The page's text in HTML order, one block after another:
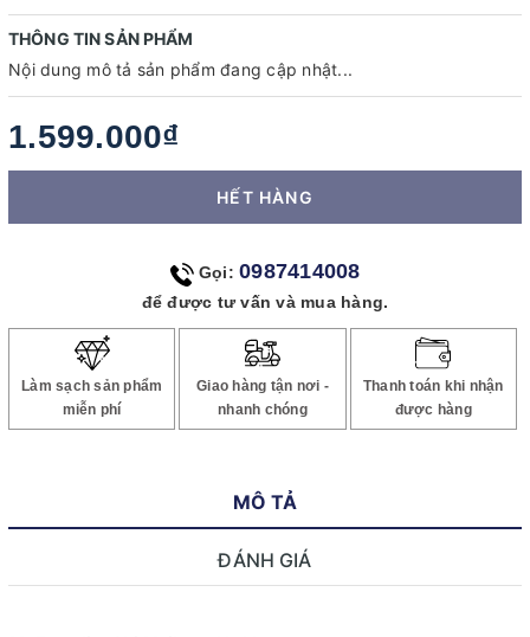
THÔNG TIN SẢN PHẨM
Nội dung mô tả sản phẩm đang cập nhật...
1.599.000₫
HẾT HÀNG
Gọi: 0987414008
để được tư vấn và mua hàng.
Làm sạch sản phẩm
miễn phí
Giao hàng tận nơi -
nhanh chóng
Thanh toán khi nhận
được hàng
MÔ TẢ
ĐÁNH GIÁ